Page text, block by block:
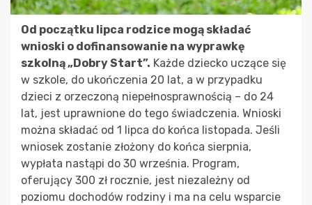
Od początku lipca rodzice mogą składać
wnioski o dofinansowanie na wyprawkę
szkolną „Dobry Start”. Każde dziecko uczące się
w szkole, do ukończenia 20 lat, a w przypadku
dzieci z orzeczoną niepełnosprawnością – do 24
lat, jest uprawnione do tego świadczenia. Wnioski
można składać od 1 lipca do końca listopada. Jeśli
wniosek zostanie złożony do końca sierpnia,
wypłata nastąpi do 30 września. Program,
oferujący 300 zł rocznie, jest niezależny od
poziomu dochodów rodziny i ma na celu wsparcie